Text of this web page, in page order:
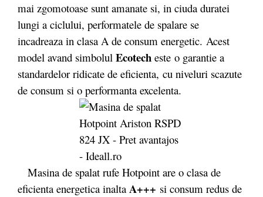
mai zgomotoase sunt amanate si, in ciuda duratei
lungi a ciclului, performatele de spalare se
incadreaza in clasa A de consum energetic. Acest
model avand simbolul Ecotech este o garantie a
standardelor ridicate de eficienta, cu niveluri scazute
de consum si o performanta excelenta.
Masina de spalat rufe Hotpoint are o clasa de
eficienta energetica inalta A+++ si consum redus de